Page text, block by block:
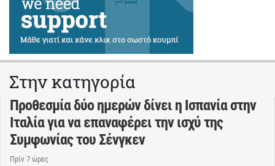
Στην κατηγορία
Προθεσμία δύο ημερών δίνει η Ισπανία στην
Ιταλία για να επαναφέρει την ισχύ της
Συμφωνίας του Σένγκεν
Πρίν 7 ώρες